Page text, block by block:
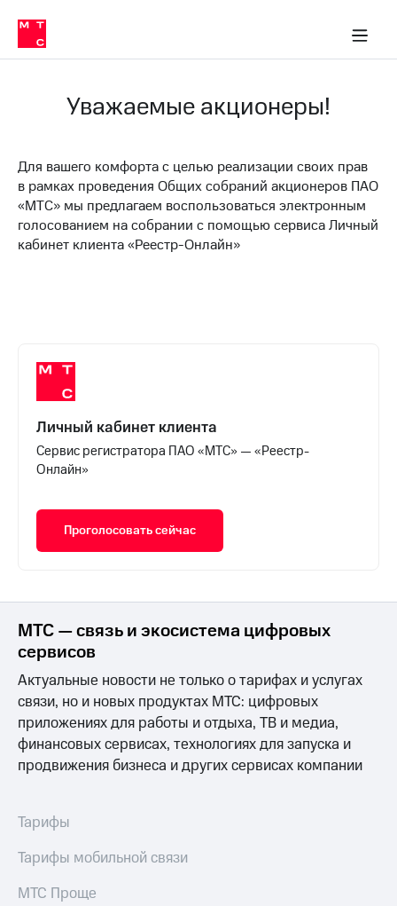
Уважаемые акционеры!
Для вашего комфорта с целью реализации своих прав
в рамках проведения Общих собраний акционеров ПАО
«МТС» мы предлагаем воспользоваться электронным
голосованием на собрании с помощью сервиса Личный
кабинет клиента «Реестр-Онлайн»
Личный кабинет клиента
Сервис регистратора ПАО «МТС» — «Реестр-
Онлайн»
Проголосовать сейчас
МТС — связь и экосистема цифровых
сервисов
Актуальные новости не только о тарифах и услугах
связи, но и новых продуктах МТС: цифровых
приложениях для работы и отдыха, ТВ и медиа,
финансовых сервисах, технологиях для запуска и
продвижения бизнеса и других сервисах компании
Тарифы
Тарифы мобильной связи
МТС Проще